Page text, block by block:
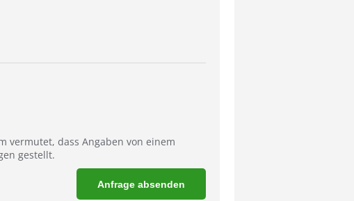
vermutet, dass Angaben von einem
gestellt.